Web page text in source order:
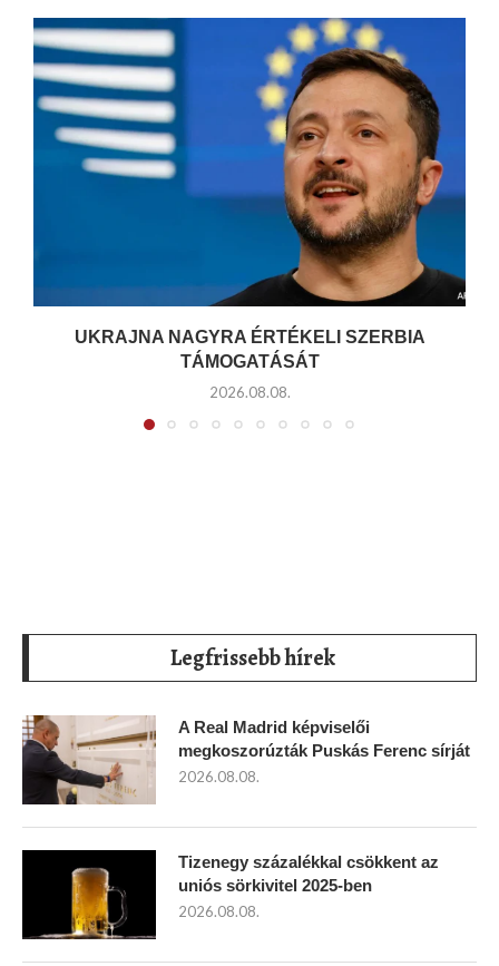
UKRAJNA NAGYRA ÉRTÉKELI SZERBIA
TÁMOGATÁSÁT
2026.08.08.
Legfrissebb hírek
A Real Madrid képviselői
megkoszorúzták Puskás Ferenc sírját
2026.08.08.
Tizenegy százalékkal csökkent az
uniós sörkivitel 2025-ben
2026.08.08.